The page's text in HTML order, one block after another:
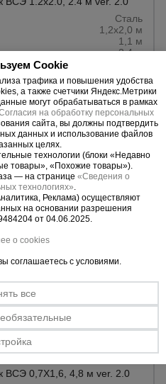
Сталь
1,2х2,0 м
1,1 м
2,4 м
ВСЭ 0,7Х1,6, 4,8 м ver. 2.0
Cookie
трафика и повышения удобства
а также счетчики Яндекс.Метрики
могут обрабатываться в рамках
на обработку персональных
сайта, вы должны подтвердить
данных и использование файлов
целях.
технологии (блоки «Недавно
товары», «Похожие товары»).
— на странице «Сведения о
технологиях».
Реклама) осуществляют
на основании разрешения
от 04.06.2025.
о cookies
соглашаетесь с условиями.
все